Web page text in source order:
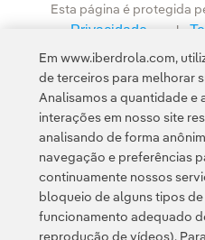
Esta página é protegida
Privacidade
e pela
Política
Transparência no uso da IA Política
Acessibilidade
Em www.iberdrola.com,
de terceiros para melhorar
Analisamos a quantidade e
interações em nosso site
analisando de forma
navegação e preferências
continuamente nossos
bloqueio de alguns tipos
funcionamento adequado
reprodução de vídeos).